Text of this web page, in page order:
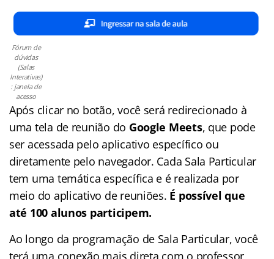
Fórum de
dúvidas
(Salas
Interativas)
: janela de
acesso
Após clicar no botão, você será redirecionado à
uma tela de reunião do Google Meets, que pode
ser acessada pelo aplicativo específico ou
diretamente pelo navegador. Cada Sala Particular
tem uma temática específica e é realizada por
meio do aplicativo de reuniões. É possível que
até 100 alunos participem.
Ao longo da programação de Sala Particular, você